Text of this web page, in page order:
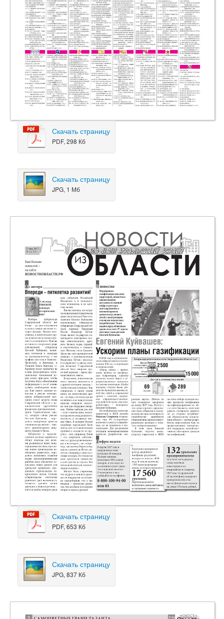
Скачать страницу
PDF, 298 Кб
Скачать страницу
JPG, 1 Мб
Скачать страницу
PDF, 653 Кб
Скачать страницу
JPG, 837 Кб